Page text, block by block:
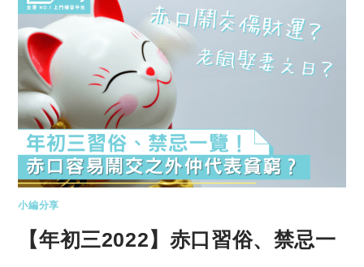
小編分享
【年初三2022】赤口習俗、禁忌一